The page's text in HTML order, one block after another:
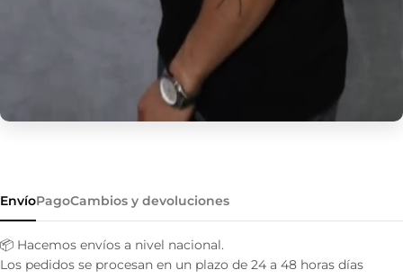
EnvíoPagoCambios y devoluciones
📦 Hacemos envíos a nivel nacional.
Los pedidos se procesan en un plazo de 24 a 48 horas días